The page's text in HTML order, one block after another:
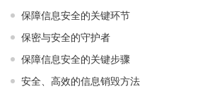
保障信息安全的关键环节
保密与安全的守护者
保障信息安全的关键步骤
安全、高效的信息销毁方法